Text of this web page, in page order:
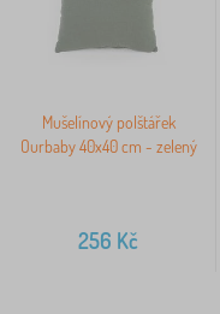
Mušelínový polštářek
Ourbaby 40x40 cm - zelený
256 Kč